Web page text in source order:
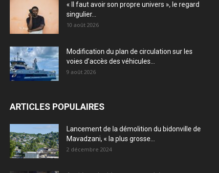
« Il faut avoir son propre univers », le regard
singulier...
10 août 2026
Modification du plan de circulation sur les
voies d’accès des véhicules...
9 août 2026
ARTICLES POPULAIRES
Lancement de la démolition du bidonville de
Mavadzani, « la plus grosse...
2 décembre 2024